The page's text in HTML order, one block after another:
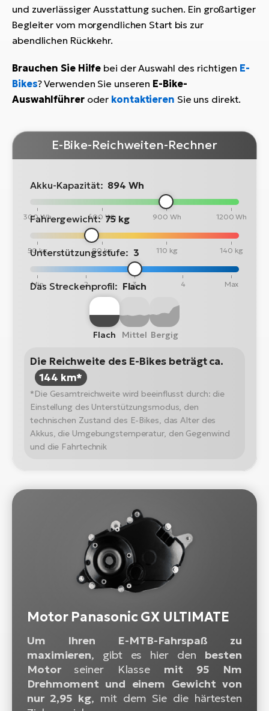
und zuverlässiger Ausstattung suchen. Ein großartiger
Begleiter vom morgendlichen Start bis zur
abendlichen Rückkehr.
Brauchen Sie Hilfe bei der Auswahl des richtigen E-
Bikes? Verwenden Sie unseren E-Bike-
Auswahlführeroder kontaktieren Sie uns direkt.
E-Bike-Reichweiten-Rechner
Akku-Kapazität: 894 Wh
300 Wh 600 Wh 900 Wh 1200 Wh
Fahrergewicht: 75 kg
50 kg 80 kg 110 kg 140 kg
Unterstützungsstufe: 3
Min 2 3 4 Max
Das Streckenprofil: Flach
Flach Mittel Bergig
Die Reichweite des E-Bikes beträgt ca.
144 km*
*Die Gesamtreichweite wird beeinflusst durch: die
Einstellung des Unterstützungsmodus, den
technischen Zustand des E-Bikes, das Alter des
Akkus, die Umgebungstemperatur, den Gegenwind
und die Fahrtechnik
Motor Panasonic GX ULTIMATE
Um Ihren E-MTB-Fahrspaß zu
maximieren, gibt es hier den besten
Motor seiner Klasse mit 95 Nm
Drehmoment und einem Gewicht von
nur 2,95 kg, mit dem Sie die härtesten